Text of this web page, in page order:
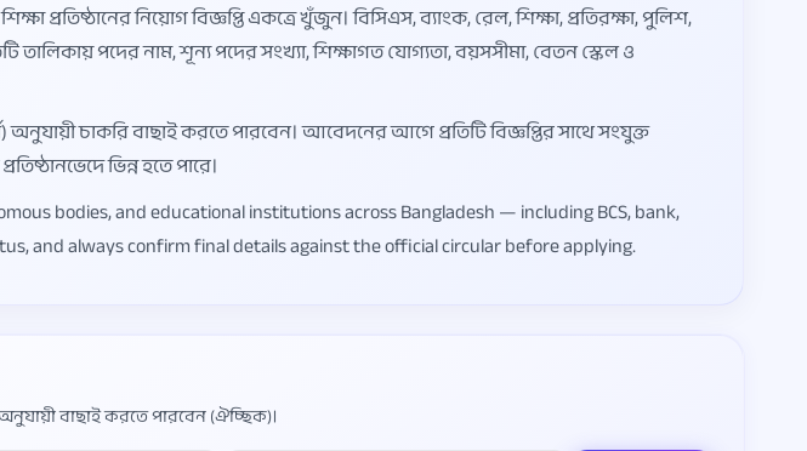
প্রতিষ্ঠানের নিয়োগ বিজ্ঞপ্তি একত্রে খুঁজুন। বিসিএস, ব্যাংক, রেল, শিক্ষা, প্রতিরক্ষা, পুলিশ,
তালিকায় পদের নাম, শূন্য পদের সংখ্যা, শিক্ষাগত যোগ্যতা, বয়সসীমা, বেতন স্কেল ও
অনুযায়ী চাকরি বাছাই করতে পারবেন। আবেদনের আগে প্রতিটি বিজ্ঞপ্তির সাথে সংযুক্ত
ভিন্ন হতে পারে।
bodies, and educational institutions across Bangladesh — including BCS, bank,
and always confirm final details against the official circular before applying.
বাছাই করতে পারবেন (ঐচ্ছিক)।